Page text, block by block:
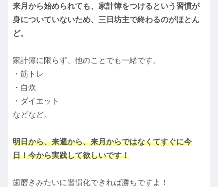
来月から始められても、家計簿をつけるという習慣が
身についていないため、三日坊主で終わるのがほとん
ど。
家計簿に限らず、他のことでも一緒です。
・筋トレ
・自炊
・ダイエット
などなど。
明日から、来週から、来月からではなくてすぐに今
日！今から実践して欲しいです！
歯磨きみたいに習慣化できれば勝ちですよ！